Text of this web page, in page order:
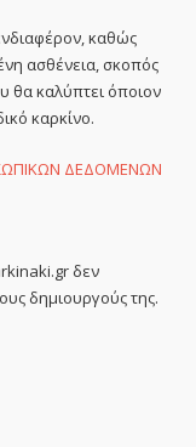
καθώς
ασθένεια, σκοπός
θα καλύπτει όποιον
καρκίνο.
ΔΕΔΟΜΕΝΩΝ
δεν
δημιουργούς της.